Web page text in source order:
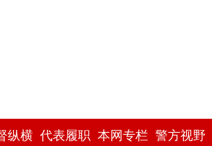
纵横 代表履职 本网专栏 警方视野